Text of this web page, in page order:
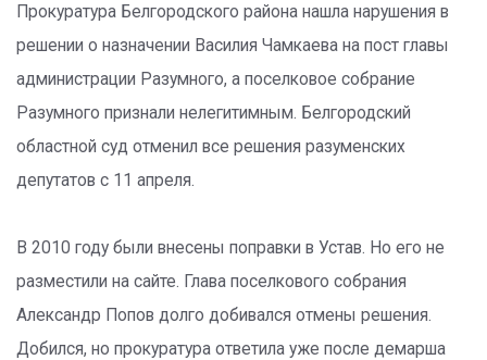
Прокуратура Белгородского района нашла нарушения в
решении о назначении Василия Чамкаева на пост главы
администрации Разумного, а поселковое собрание
Разумного признали нелегитимным. Белгородский
областной суд отменил все решения разуменских
депутатов с 11 апреля.
В 2010 году были внесены поправки в Устав. Но его не
разместили на сайте. Глава поселкового собрания
Александр Попов долго добивался отмены решения.
Добился, но прокуратура ответила уже после демарша